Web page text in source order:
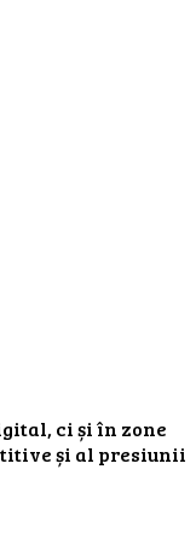
ci și în zone
și al presiunii